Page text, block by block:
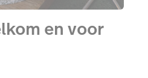
en voor